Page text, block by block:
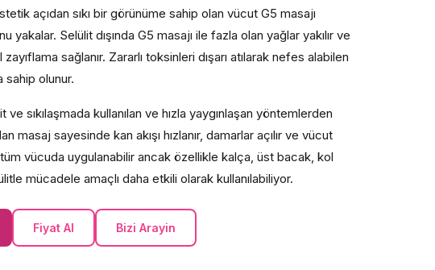
açıdan sıkı bir görünüme sahip olan vücut G5 masajı
yakalar. Selülit dışında G5 masajı ile fazla olan yağlar yakılır ve
sağlanır. Zararlı toksinleri dışarı atılarak nefes alabilen
sahip olunur.
ve sıkılaşmada kullanılan ve hızla yaygınlaşan yöntemlerden
masaj sayesinde kan akışı hızlanır, damarlar açılır ve vücut
vücuda uygulanabilir ancak özellikle kalça, üst bacak, kol
mücadele amaçlı daha etkili olarak kullanılabiliyor.
Fiyat Al Bizi Arayin